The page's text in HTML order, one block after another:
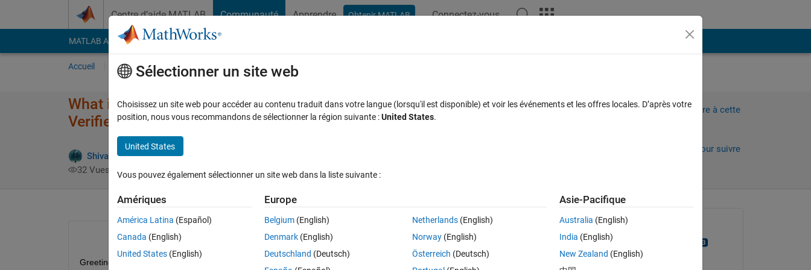
Centre d’aide MATLAB Communauté Apprendre Obtenir MATLAB Connectez-vous
MATLAB Answers File Exchange Cody
Accueil Poser une question Parcourir
What is the difference between Simulink Test toolbox and Simulink Design
Verifier toolbox
Shivaputra Narke
32 Vues (30 jours)
Connectez-vous pour répondre à cette
Connectez-vous pour suivre
Greetings,
Question posée :
le 28 Août 2018
Sélectionner un site web
Choisissez un site web pour accéder au contenu traduit dans votre langue (lorsqu'il est disponible) et voir les événements et les offres locales. D’après votre
position, nous vous recommandons de sélectionner la région suivante :United States.
United States
Vous pouvez également sélectionner un site web dans la liste suivante :
Amériques
América Latina (Español)
Canada (English)
United States (English)
Europe
Belgium (English)
Denmark (English)
Deutschland (Deutsch)
Netherlands(English)
Norway(English)
Österreich (Deutsch)
Asie-Pacifique
Australia (English)
India (English)
New Zealand (English)